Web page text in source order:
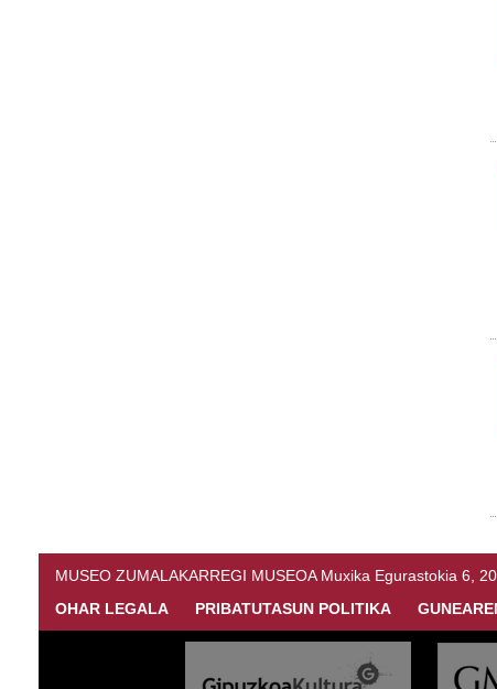
MUSEO ZUMALAKARREGI MUSEOA Muxika Egurastokia 6,
OHAR LEGALA
PRIBATUTASUN POLITIKA